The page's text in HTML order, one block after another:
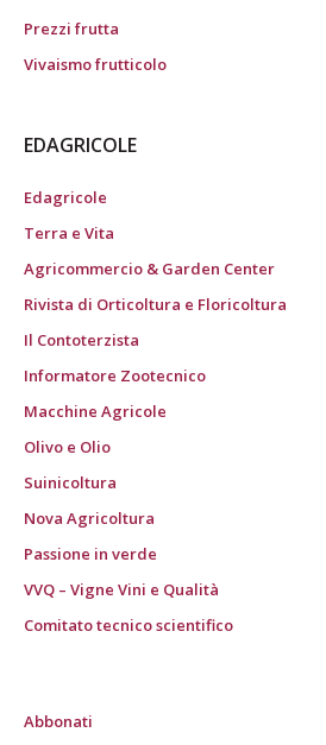
Prezzi frutta
Vivaismo frutticolo
EDAGRICOLE
Edagricole
Terra e Vita
Agricommercio & Garden Center
Rivista di Orticoltura e Floricoltura
Il Contoterzista
Informatore Zootecnico
Macchine Agricole
Olivo e Olio
Suinicoltura
Nova Agricoltura
Passione in verde
VVQ – Vigne Vini e Qualità
Comitato tecnico scientifico
Abbonati